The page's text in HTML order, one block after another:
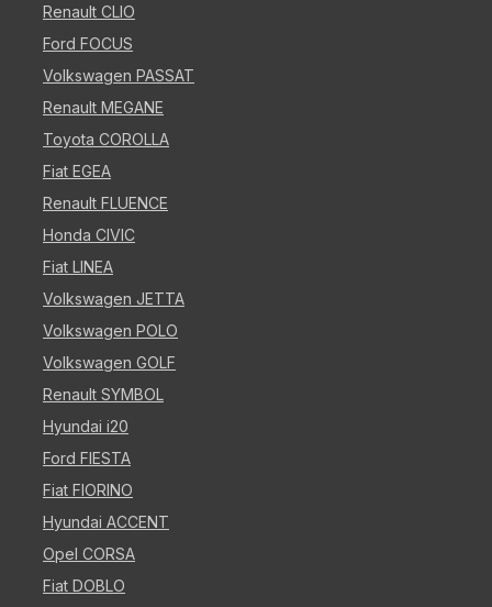
Renault CLIO
Ford FOCUS
Volkswagen PASSAT
Renault MEGANE
Toyota COROLLA
Fiat EGEA
Renault FLUENCE
Honda CIVIC
Fiat LINEA
Volkswagen JETTA
Volkswagen POLO
Volkswagen GOLF
Renault SYMBOL
Hyundai i20
Ford FIESTA
Fiat FIORINO
Hyundai ACCENT
Opel CORSA
Fiat DOBLO